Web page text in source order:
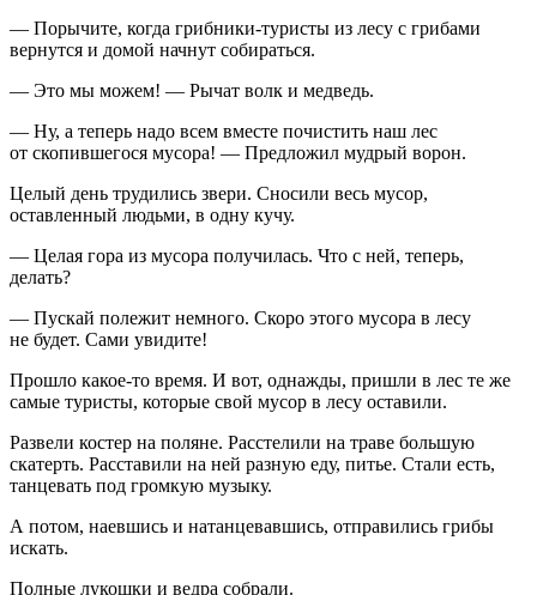
— Порычите, когда грибники-туристы из лесу с грибами
вернутся и домой начнут собираться.
— Это мы можем! — Рычат волк и медведь.
— Ну, а теперь надо всем вместе почистить наш лес
от скопившегося мусора! — Предложил мудрый ворон.
Целый день трудились звери. Сносили весь мусор,
оставленный людьми, в одну кучу.
— Целая гора из мусора получилась. Что с ней, теперь,
делать?
— Пускай полежит немного. Скоро этого мусора в лесу
не будет. Сами увидите!
Прошло какое-то время. И вот, однажды, пришли в лес те же
самые туристы, которые свой мусор в лесу оставили.
Развели костер на поляне. Расстелили на траве большую
скатерть. Расставили на ней разную еду, питье. Стали есть,
танцевать под громкую музыку.
А потом, наевшись и натанцевавшись, отправились грибы
искать.
Полные лукошки и ведра собрали.